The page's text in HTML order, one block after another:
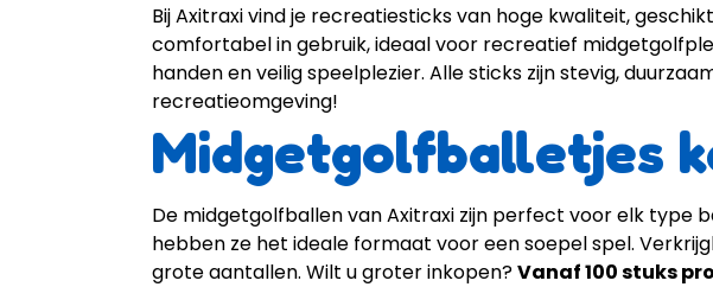
Bij Axitraxi vind je recreatiesticks van hoge kwaliteit,
comfortabel in gebruik, ideaal voor recreatief
handen en veilig speelplezier. Alle sticks zijn stevig,
recreatieomgeving!
Midgetgolfballetjes
De midgetgolfballen van Axitraxi zijn perfect voor elk type
hebben ze het ideale formaat voor een soepel spel.
grote aantallen. Wilt u groter inkopen?Vanaf 100 stuks